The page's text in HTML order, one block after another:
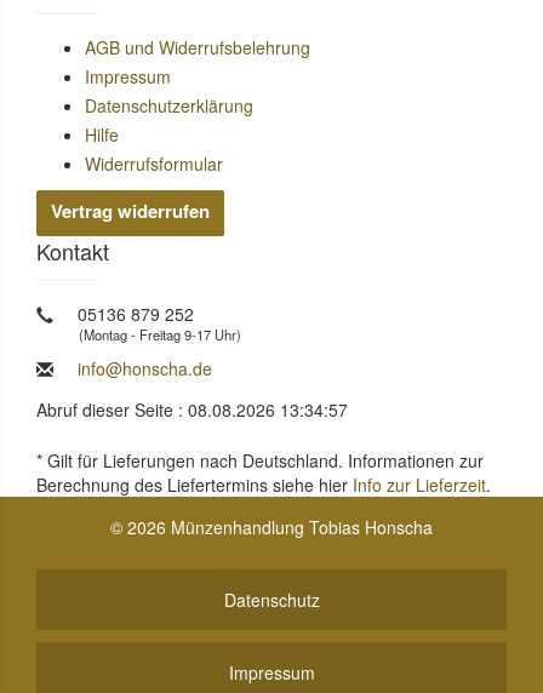
AGB und Widerrufsbelehrung
Impressum
Datenschutzerklärung
Hilfe
Widerrufsformular
Vertrag widerrufen
Kontakt
05136 879 252
(Montag - Freitag 9-17 Uhr)
info@honscha.de
Abruf dieser Seite : 08.08.2026 13:34:57
* Gilt für Lieferungen nach Deutschland. Informationen zur
Berechnung des Liefertermins siehe hier Info zur Lieferzeit.
© 2026 Münzenhandlung Tobias Honscha
Datenschutz
Impressum